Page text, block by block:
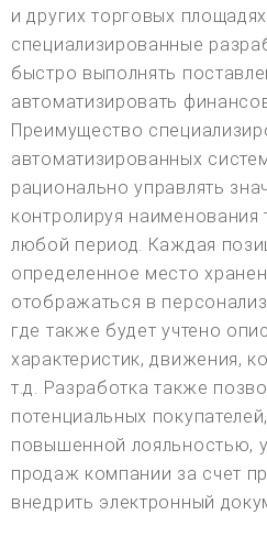
и других торговых
специализированные
быстро выполнять
автоматизировать
Преимущество
автоматизированных
рационально управлять
контролируя наименования
любой период. Каждая
определенное место
отображаться в
где также будет учтено
характеристик, движения,
т.д. Разработка также
потенциальных
повышенной лояльностью,
продаж компании за счет
внедрить электронный